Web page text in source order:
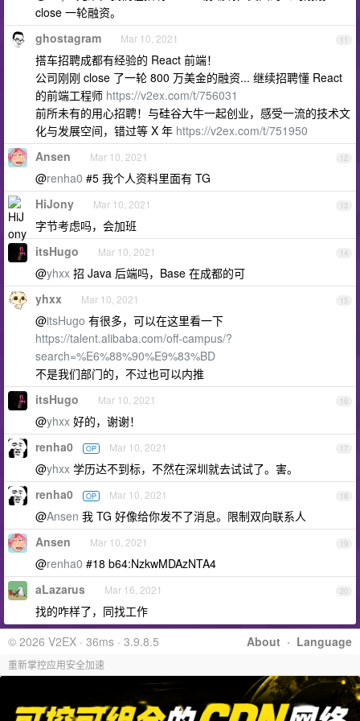
close 一轮融资。
11
ghostagram Mar 10, 2021
搭车招聘成都有经验的 React 前端！
公司刚刚 close 了一轮 800 万美金的融资... 继续招聘懂 React
的前端工程师 https://v2ex.com/t/756031
前所未有的用心招聘！与硅谷大牛一起创业，感受一流的技术文
化与发展空间，错过等 X 年 https://v2ex.com/t/751950
12
Ansen Mar 10, 2021
@renha0 #5 我个人资料里面有 TG
13
HiJony Mar 10, 2021
字节考虑吗，会加班
14
itsHugo Mar 10, 2021
@yhxx 招 Java 后端吗，Base 在成都的可
15
yhxx Mar 10, 2021
@itsHugo 有很多，可以在这里看一下
https://talent.alibaba.com/off-campus/?
search=%E6%88%90%E9%83%BD
不是我们部门的，不过也可以内推
16
itsHugo Mar 10, 2021
@yhxx 好的，谢谢！
17
renha0 OP Mar 10, 2021
@yhxx 学历达不到标，不然在深圳就去试试了。害。
18
renha0 OP Mar 10, 2021
@Ansen 我 TG 好像给你发不了消息。限制双向联系人
19
Ansen Mar 10, 2021
@renha0 #18 b64:NzkwMDAzNTA4
20
aLazarus Mar 16, 2021
找的咋样了，同找工作
About · Language
© 2026 V2EX · 36ms · 3.9.8.5
重新掌控应用安全加速